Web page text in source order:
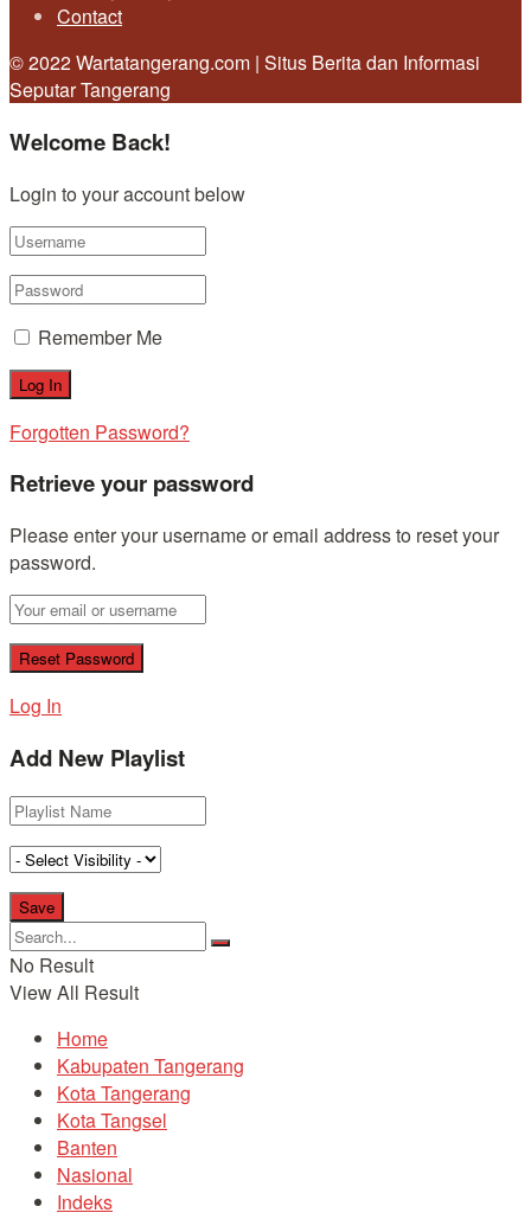
Contact
© 2022 Wartatangerang.com | Situs Berita dan Informasi
Seputar Tangerang
Welcome Back!
Login to your account below
Remember Me
Forgotten Password?
Retrieve your password
Please enter your username or email address to reset your
password.
Log In
Add New Playlist
No Result
View All Result
Home
Kabupaten Tangerang
Kota Tangerang
Kota Tangsel
Banten
Nasional
Indeks